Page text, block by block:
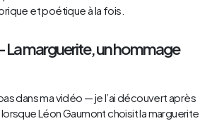
et poétique à la fois.
marguerite, un hommage
dans ma vidéo — je l’ai découvert après
Léon Gaumont choisit la marguerite